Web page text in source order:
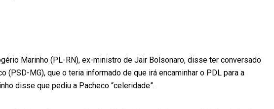
Marinho (PL-RN), ex-ministro de Jair Bolsonaro, disse ter conversado
(PSD-MG), que o teria informado de que irá encaminhar o PDL para a
disse que pediu a Pacheco “celeridade”.